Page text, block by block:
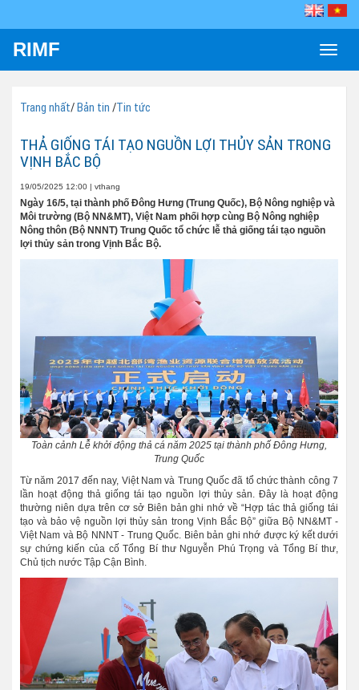
Toggle
RIMF
Trang nhất/Bản tin /Tin tức
THẢ GIỐNG TÁI TẠO NGUỒN LỢI THỦY SẢN TRONG
VỊNH BẮC BỘ
19/05/2025 12:00 | vthang
Ngày 16/5, tại thành phố Đông Hưng (Trung Quốc), Bộ Nông nghiệp và
Môi trường (Bộ NN&MT), Việt Nam phối hợp cùng Bộ Nông nghiệp
Nông thôn (Bộ NNNT) Trung Quốc tổ chức lễ thả giống tái tạo nguồn
lợi thủy sản trong Vịnh Bắc Bộ.
Toàn cảnh Lễ khởi động thả cá năm 2025 tại thành phố Đông Hưng,
Trung Quốc
Từ năm 2017 đến nay, Việt Nam và Trung Quốc đã tổ chức thành công 7
lần hoạt động thả giống tái tạo nguồn lợi thủy sản. Đây là hoạt động
thường niên dựa trên cơ sở Biên bản ghi nhớ về “Hợp tác thả giống tái
tạo và bảo vệ nguồn lợi thủy sản trong Vịnh Bắc Bộ” giữa Bộ NN&MT -
Việt Nam và Bộ NNNT - Trung Quốc. Biên bản ghi nhớ được ký kết dưới
sự chứng kiến của cố Tổng Bí thư Nguyễn Phú Trọng và Tổng Bí thư,
Chủ tịch nước Tập Cận Bình.